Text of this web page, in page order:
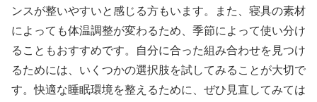
ンスが整いやすいと感じる方もいます。また、寝具の素材
によっても体温調整が変わるため、季節によって使い分け
ることもおすすめです。自分に合った組み合わせを見つけ
るためには、いくつかの選択肢を試してみることが大切で
す。快適な睡眠環境を整えるために、ぜひ見直してみては